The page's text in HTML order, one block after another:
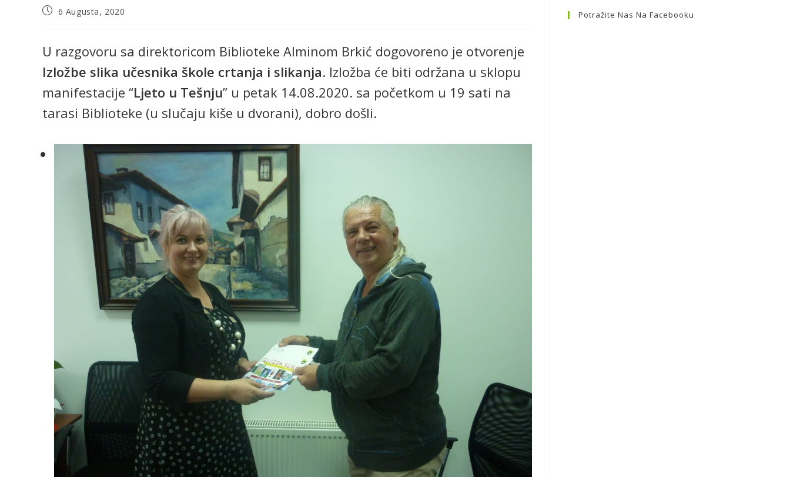
6 Augusta, 2020
U razgovoru sa direktoricom Biblioteke Alminom Brkić dogovoreno je otvorenje
Izložbe slika učesnika škole crtanja i slikanja. Izložba će biti održana u sklopu
manifestacije “Ljeto u Tešnju” u petak 14.08.2020. sa početkom u 19 sati na
tarasi Biblioteke (u slučaju kiše u dvorani), dobro došli.
Potražite Nas Na Facebooku